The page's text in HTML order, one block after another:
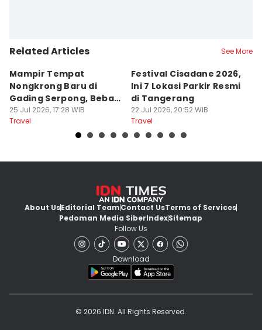
Related Articles See More
Mampir Tempat
Nongkrong Baru di
Gading Serpong, Bebas
Bayar Parkir
25 Jul 2026, 17:28 WIB
Travel
Festival Cisadane 2026,
Ini 7 Lokasi Parkir Resmi
di Tangerang
22 Jul 2026, 20:52 WIB
Travel
About UsEditorial TeamContact UsTerms of Services
Pedoman Media SiberIndexSitemap
Follow Us
Download
© 2026 IDN. All Rights Reserved.